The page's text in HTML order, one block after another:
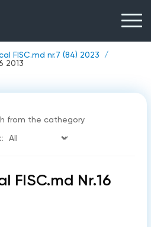
FISC.md nr.7 (84) 2023
2013
from the cathegory
FISC.md Nr.16